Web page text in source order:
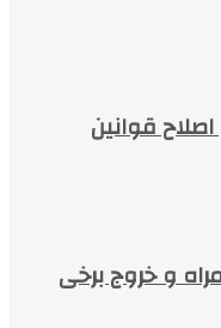
قوانین
و خروج برخی